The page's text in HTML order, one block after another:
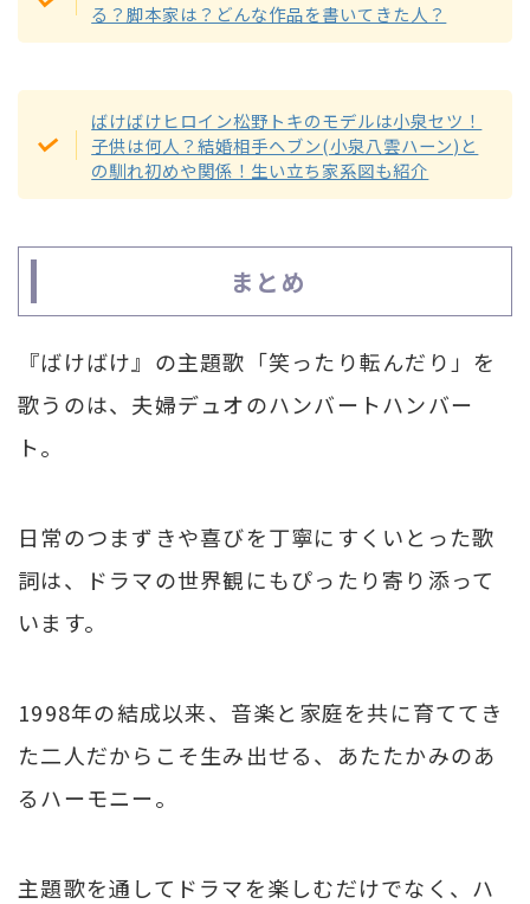
る？脚本家は？どんな作品を書いてきた人？
ばけばけヒロイン松野トキのモデルは小泉セツ！
子供は何人？結婚相手ヘブン(小泉八雲ハーン)と
の馴れ初めや関係！生い立ち家系図も紹介
まとめ
『ばけばけ』の主題歌「笑ったり転んだり」を
歌うのは、夫婦デュオのハンバートハンバー
ト。
日常のつまずきや喜びを丁寧にすくいとった歌
詞は、ドラマの世界観にもぴったり寄り添って
います。
1998年の結成以来、音楽と家庭を共に育ててき
た二人だからこそ生み出せる、あたたかみのあ
るハーモニー。
主題歌を通してドラマを楽しむだけでなく、ハ